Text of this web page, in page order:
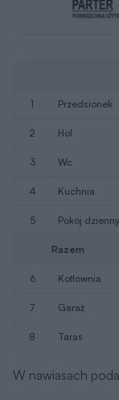
1 przedsionek
2 hol
3 wc
4 kuchnia
5 pokój dzienny
Razem
6 kotłownia
7 garaż
8 taras
W nawiasach